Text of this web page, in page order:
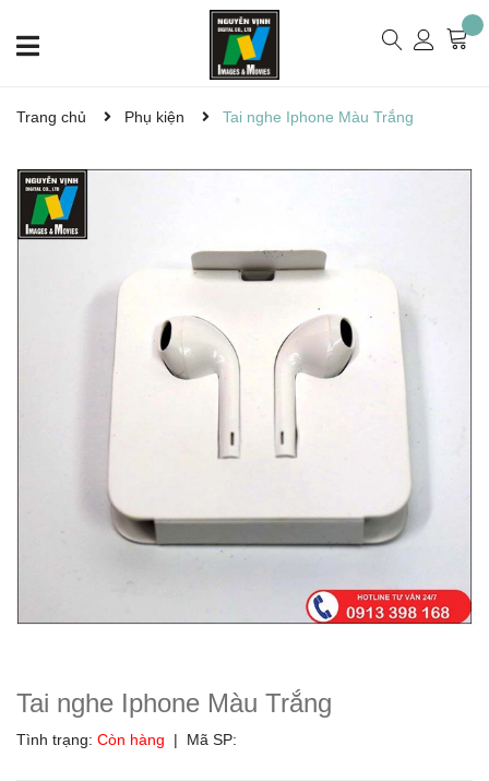
Trang chủ Phụ kiện Tai nghe Iphone Màu Trắng
Tai nghe Iphone Màu Trắng
Tình trạng: Còn hàng | Mã SP: